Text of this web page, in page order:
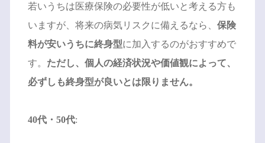
若いうちは医療保険の必要性が低いと考える方も
いますが、将来の病気リスクに備えるなら、 保険
料が安いうちに終身型に加入するのがおすすめで
す。 ただし、個人の経済状況や価値観によって、
必ずしも終身型が良いとは限りません。
40代・50代: